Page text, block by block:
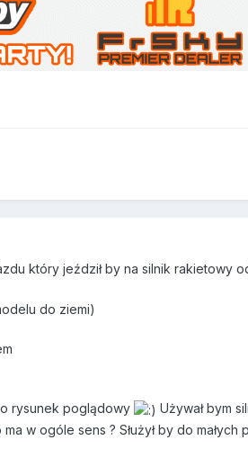
który jeździł by na silnik rakietowy
do ziemi)
rysunek poglądowy
Używał bym
w ogóle sens ? Służył by do